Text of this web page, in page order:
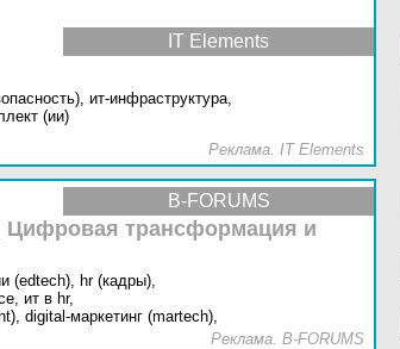
IT Elements
ит-инфраструктура,
(ии)
Реклама. IT Elements
B-FORUMS
Цифровая трансформация и
(edtech), hr (кадры),
ит в hr,
digital-маркетинг (martech),
Реклама. B-FORUMS